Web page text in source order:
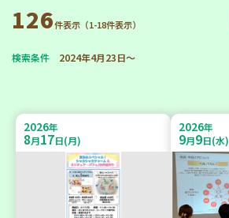
126件表示（1-18件表示）
検索条件 2024年4月23日～
2026年
8月17日(月)
2026年
9月9日(水)